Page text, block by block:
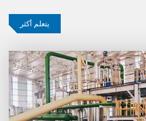
يتعلم أكثر